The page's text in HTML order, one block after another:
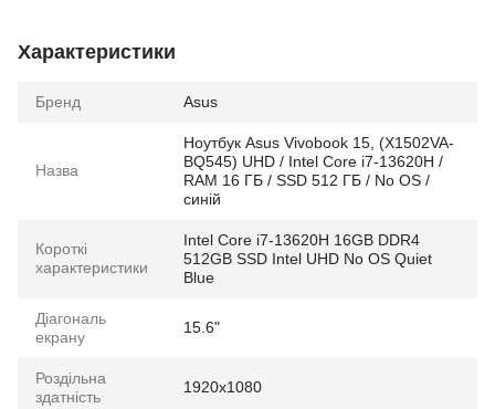
Характеристики
Бренд Asus
Назва
Ноутбук Asus Vivobook 15, (X1502VA-
BQ545) UHD / Intel Core i7-13620H /
RAM 16 ГБ / SSD 512 ГБ / No OS /
синій
Короткі
характеристики
Intel Core i7-13620H 16GB DDR4
512GB SSD Intel UHD No OS Quiet
Blue
Діагональ
екрану
15.6"
Роздільна
здатність
1920x1080